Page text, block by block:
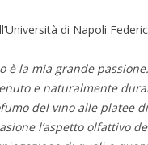
di Napoli
la mia grande
e naturalmente
del vino alle platee
l’aspetto olfattivo